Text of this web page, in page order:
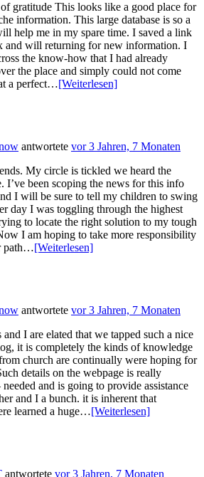
gratitude This looks like a good place for
information. This large database is so a
help me in my spare time. I saved a link
and will returning for new information. I
the know-how that I had already
the place and simply could not come
a perfect…[Weiterlesen]
antwortete vor 3 Jahren, 7 Monaten
My circle is tickled we heard the
I’ve been scoping the news for this info
I will be sure to tell my children to swing
day I was toggling through the highest
to locate the right solution to my tough
I am hoping to take more responsibility
path…[Weiterlesen]
antwortete vor 3 Jahren, 7 Monaten
I are elated that we tapped such a nice
it is completely the kinds of knowledge
church are continually were hoping for
details on the webpage is really
and is going to provide assistance
and I a bunch. it is inherent that
learned a huge…[Weiterlesen]
antwortete vor 3 Jahren, 7 Monaten